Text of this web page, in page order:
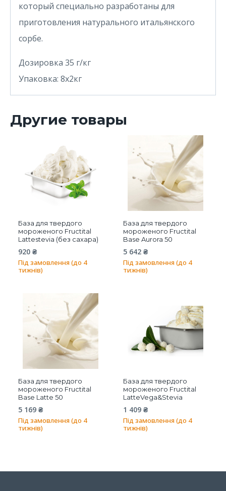
который специально разработаны для
приготовления натурального итальянского
сорбе.
Дозировка 35 г/кг
Упаковка: 8х2кг
Другие товары
База для твердого
мороженого Fructital
Lattestevia (без сахара)
920 ₴
Під замовлення (до 4
тижнів)
База для твердого
мороженого Fructital
Base Aurora 50
5 642 ₴
Під замовлення (до 4
тижнів)
База для твердого
мороженого Fructital
Base Latte 50
5 169 ₴
Під замовлення (до 4
тижнів)
База для твердого
мороженого Fructital
LatteVega&Stevia
1 409 ₴
Під замовлення (до 4
тижнів)